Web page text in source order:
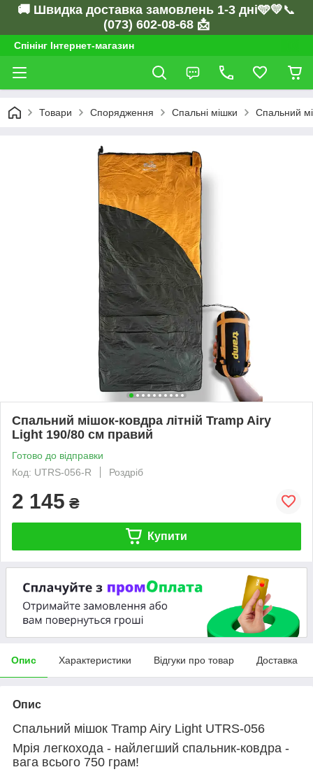
🚚 Швидка доставка замовлень 1-3 дні🩵💛📞
(073) 602-08-68 📩
Спінінг Інтернет-магазин
Товари Спорядження Спальні мішки Спальний
Спальний мішок-ковдра літній Tramp Airy
Light 190/80 см правий
Готово до відправки
Код: UTRS-056-R
Роздріб
2 145 ₴
Купити
Опис Характеристики Відгуки про товар Доставка
Опис
Спальний мішок Tramp Airy Light UTRS-056
Мрія легкохода - найлегший спальник-ковдра -
вага всього 750 грам!